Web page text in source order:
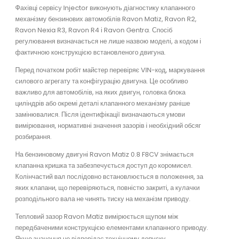
Фахівці сервісу Injector виконують діагностику клапанного
механізму бензинових автомобілів Ravon Matiz, Ravon R2,
Ravon Nexia R3, Ravon R4 і Ravon Gentra. Спосіб
регулювання визначається не лише назвою моделі, а кодом і
фактичною конструкцією встановленого двигуна.
Перед початком робіт майстер перевіряє VIN-код, маркування
силового агрегату та конфігурацію двигуна. Це особливо
важливо для автомобілів, на яких двигун, головка блока
циліндрів або окремі деталі клапанного механізму раніше
замінювалися. Після ідентифікації визначаються умови
вимірювання, нормативні значення зазорів і необхідний обсяг
розбирання.
На бензиновому двигуні Ravon Matiz 0.8 F8CV знімається
клапанна кришка та забезпечується доступ до коромисел.
Колінчастий вал послідовно встановлюється в положення, за
яких клапани, що перевіряються, повністю закриті, а кулачки
розподільного вала не чинять тиску на механізм приводу.
Тепловий зазор Ravon Matiz вимірюється щупом між
передбаченими конструкцією елементами клапанного приводу.